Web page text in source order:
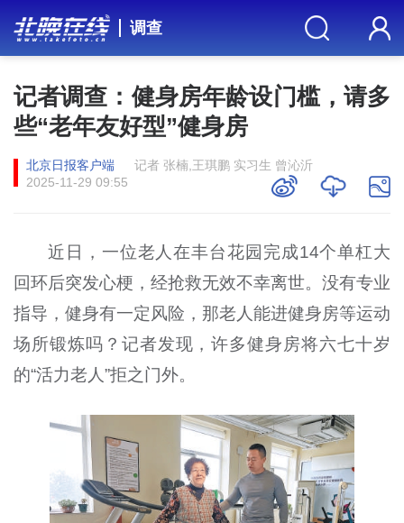
调查
记者调查：健身房年龄设门槛，请多
些“老年友好型”健身房
北京日报客户端
记者 张楠,王琪鹏 实习生 曾沁沂
2025-11-29 09:55
近日，一位老人在丰台花园完成14个单杠大
回环后突发心梗，经抢救无效不幸离世。没有专业
指导，健身有一定风险，那老人能进健身房等运动
场所锻炼吗？记者发现，许多健身房将六七十岁
的“活力老人”拒之门外。